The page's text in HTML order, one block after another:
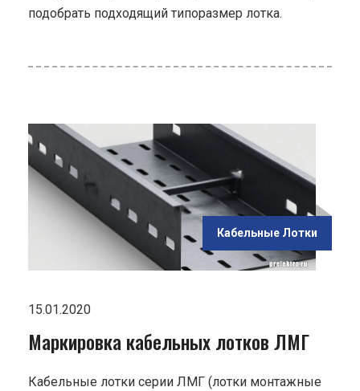
подобрать подходящий типоразмер лотка.
Кабельные Лотки
15.01.2020
Маркировка кабельных лотков ЛМГ
Кабельные лотки серии ЛМГ (лотки монтажные